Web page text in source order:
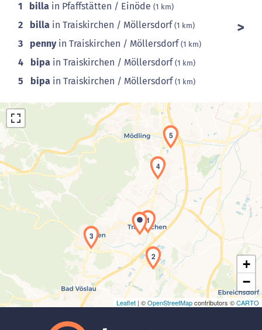
1 billa in Pfaffstätten / Einöde (1 km)
2 billa in Traiskirchen / Möllersdorf(1 km)
3 pennyin Traiskirchen / Möllersdorf(1 km)
4 bipa in Traiskirchen / Möllersdorf(1 km)
5 bipa in Traiskirchen / Möllersdorf(1 km)
Laden der Karte...
1
2
3
4
5
+
−
Leaflet | ©OpenStreetMapcontributors ©CARTO